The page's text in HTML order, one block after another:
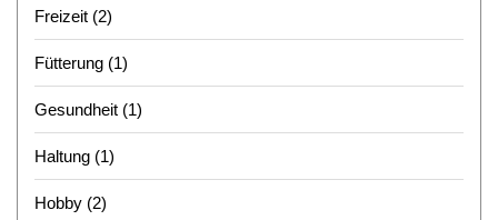
Freizeit (2)
Fütterung (1)
Gesundheit (1)
Haltung (1)
Hobby (2)